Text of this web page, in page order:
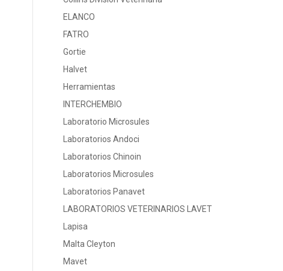
ELANCO
FATRO
Gortie
Halvet
Herramientas
INTERCHEMBIO
Laboratorio Microsules
Laboratorios Andoci
Laboratorios Chinoin
Laboratorios Microsules
Laboratorios Panavet
LABORATORIOS VETERINARIOS LAVET
Lapisa
Malta Cleyton
Mavet